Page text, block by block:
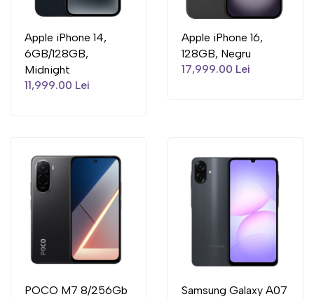
Apple iPhone 14,
6GB/128GB,
Midnight
11,999.00 Lei
Apple iPhone 16,
128GB, Negru
17,999.00 Lei
POCO M7 8/256Gb
Samsung Galaxy A07